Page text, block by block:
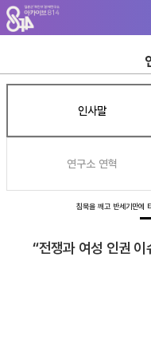
주
메
뉴
가
기
본
문
바
기
하
단
바
기
인사말
연구소 연혁
침묵을 깨고 반세기만에
“전쟁과 여성 인권